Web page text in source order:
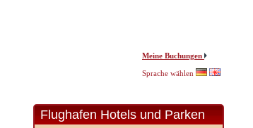
Meine Buchungen
Sprache wählen
Flughafen Hotels und Parken